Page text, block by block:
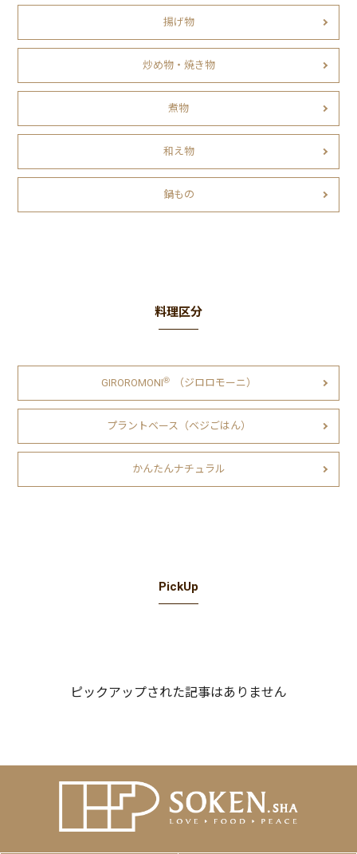
揚げ物
炒め物・焼き物
煮物
和え物
鍋もの
料理区分
GIROROMONIⓇ （ジロロモーニ）
プラントベース（ベジごはん）
かんたんナチュラル
PickUp
ピックアップされた記事はありません